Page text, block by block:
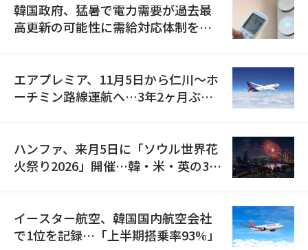
韓国政府、猛暑で電力需要が過去最
高更新の可能性に需給対応体制を点
エアプレミア、11月5日から仁川〜ホ
ーチミン路線運航へ…3年2ヶ月ぶり
ハンファ、来月5日に「ソウル世界花
火祭り2026」開催…韓・米・英の3カ
イースター航空、韓国国内航空会社
で1位を記録…「上半期搭乗率93%」